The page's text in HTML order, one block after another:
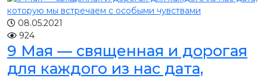
08.05.2021
924
9 Мая — священная и дорогая
для каждого из нас дата,